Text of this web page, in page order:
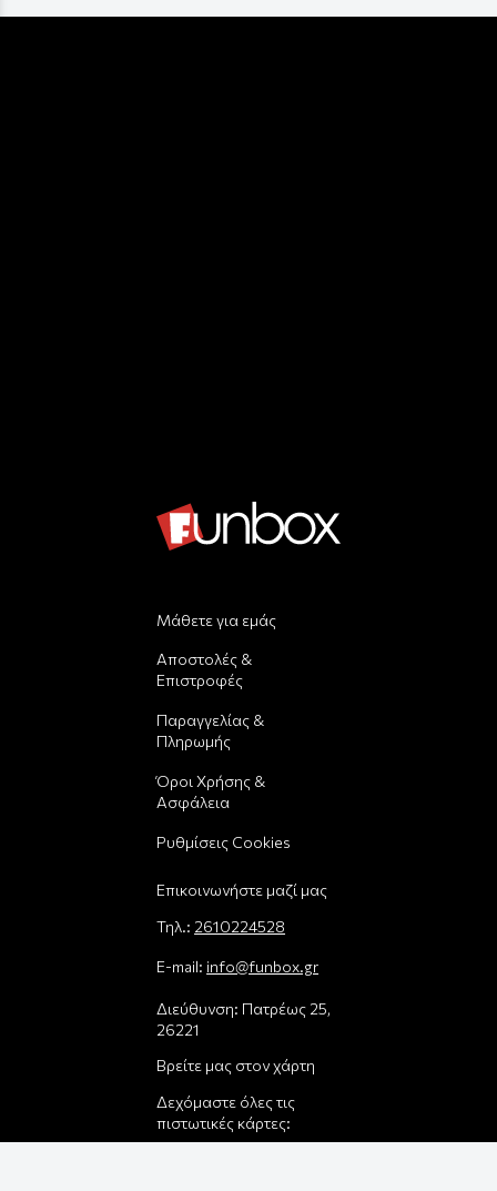
Μάθετε για εμάς
Αποστολές &
Επιστροφές
Παραγγελίας &
Πληρωμής
Όροι Χρήσης &
Ασφάλεια
Ρυθμίσεις Cookies
Επικοινωνήστε μαζί μας
Τηλ.: 2610224528
E-mail: info@funbox.gr
Διεύθυνση: Πατρέως 25,
26221
Βρείτε μας στον χάρτη
Δεχόμαστε όλες τις
πιστωτικές κάρτες: